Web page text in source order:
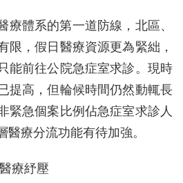
療體系的第一道防線，北區、
限，假日醫療資源更為緊絀，
能前往公院急症室求診。現時
提高，但輪候時間仍然動輒長
緊急個案比例佔急症室求診人
醫療分流功能有待加強。
療紓壓